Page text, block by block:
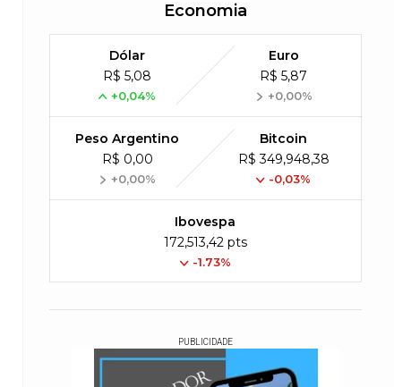
Economia
Dólar
R$ 5,08
+0,04%
Euro
R$ 5,87
+0,00%
Peso Argentino
R$ 0,00
+0,00%
Bitcoin
R$ 349,948,38
-0,03%
Ibovespa
172,513,42 pts
-1.73%
PUBLICIDADE